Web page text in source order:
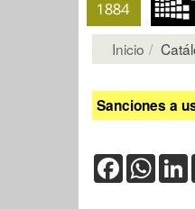
Inicio
Sanciones a
Facebook